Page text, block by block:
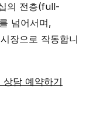
의 전층(full-
넘어서며,
장으로 작동합니
상담 예약하기